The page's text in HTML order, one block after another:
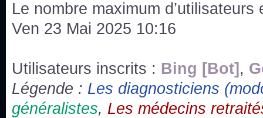
Joyeux Noël !
Bonne année tout le monde !
Un peu de ménage, spams supprimés. Depuis
chaines françaises diffusent House, HD1 et
Le nombre maximum
Ven 23 Mai 2025 10:16
Utilisateurs inscrits : Bing [Bot] ,
Légende : Les diagnosticiens
généralistes, Les médecins